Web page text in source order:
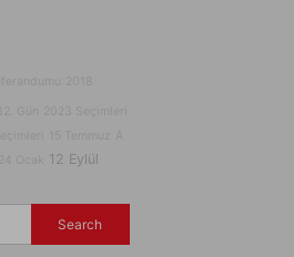
12 Eylül